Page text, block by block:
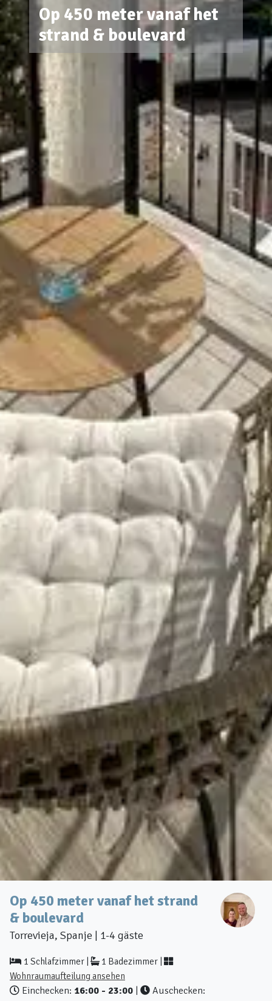
Op 450 meter vanaf het
strand & boulevard
Op 450 meter vanaf het strand
& boulevard
Torrevieja, Spanje | 1-4 gäste
1 Schlafzimmer |
1 Badezimmer |
Wohnraumaufteilung ansehen
Einchecken: 16:00 - 23:00 |
Auschecken: